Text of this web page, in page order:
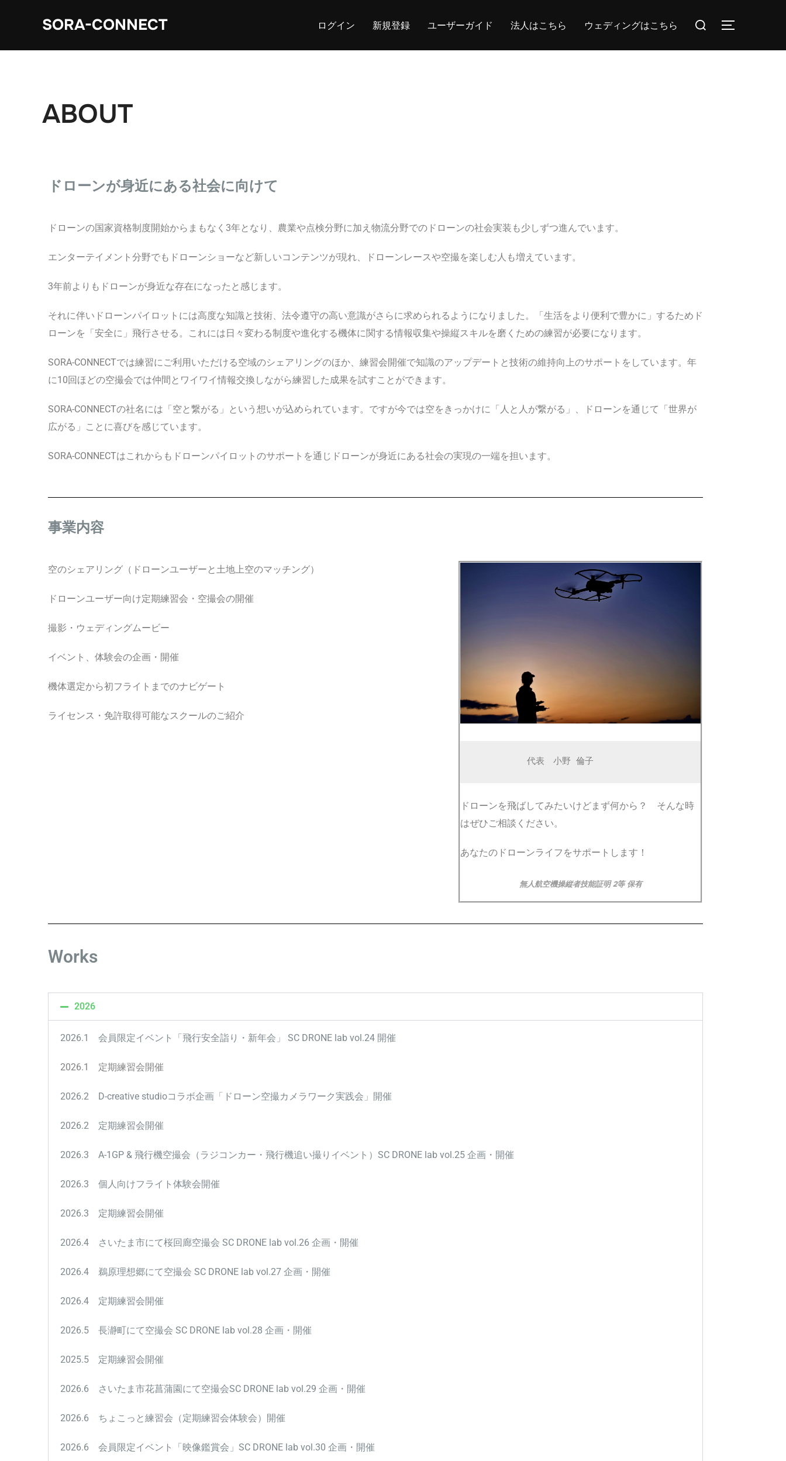
SORA-CONNECT ログイン 新規登録 ユーザーガイド 法人はこちら ウェディングはこちら
ABOUT
ドローンが身近にある社会に向けて
ドローンの国家資格制度開始からまもなく3年となり、農業や点検分野に加え物流分野でのドローンの社会実装も少しずつ進んでいます。
エンターテイメント分野でもドローンショーなど新しいコンテンツが現れ、ドローンレースや空撮を楽しむ人も増えています。
3年前よりもドローンが身近な存在になったと感じます。
それに伴いドローンパイロットには高度な知識と技術、法令遵守の高い意識がさらに求められるようになりました。「生活をより便利で豊かに」するためド
ローンを「安全に」飛行させる。これには日々変わる制度や進化する機体に関する情報収集や操縦スキルを磨くための練習が必要になります。
SORA-CONNECTでは練習にご利用いただける空域のシェアリングのほか、練習会開催で知識のアップデートと技術の維持向上のサポートをしています。年
に10回ほどの空撮会では仲間とワイワイ情報交換しながら練習した成果を試すことができます。
SORA-CONNECTの社名には「空と繋がる」という想いが込められています。ですが今では空をきっかけに「人と人が繋がる」、ドローンを通じて「世界が
広がる」ことに喜びを感じています。
SORA-CONNECTはこれからもドローンパイロットのサポートを通じドローンが身近にある社会の実現の一端を担います。
事業内容
空のシェアリング（ドローンユーザーと土地上空のマッチング）
ドローンユーザー向け定期練習会・空撮会の開催
撮影・ウェディングムービー
イベント、体験会の企画・開催
機体選定から初フライトまでのナビゲート
ライセンス・免許取得可能なスクールのご紹介
代表　小野 倫子
ドローンを飛ばしてみたいけどまず何から？ そんな時
はぜひご相談ください。
あなたのドローンライフをサポートします！
無人航空機操縦者技能証明 2等 保有
Works
2026
2026.1 会員限定イベント「飛行安全詣り・新年会」 SC DRONE lab vol.24 開催
2026.1 定期練習会開催
2026.2 D-creative studioコラボ企画「ドローン空撮カメラワーク実践会」 開催
2026.2 定期練習会開催
2026.3 A-1GP & 飛行機空撮会（ラジコンカー・飛行機追い撮りイベント）SC DRONE lab vol.25 企画・開催
2026.3 個人向けフライト体験会開催
2026.3 定期練習会開催
2026.4 さいたま市にて桜回廊空撮会 SC DRONE lab vol.26 企画・ 開催
2026.4 鵜原理想郷にて空撮会 SC DRONE lab vol.27 企画・ 開催
2026.4 定期練習会開催
2026.5 長瀞町にて空撮会 SC DRONE lab vol.28 企画・開催
2025.5 定期練習会開催
2026.6 さいたま市花菖蒲園にて空撮会SC DRONE lab vol.29 企画・開催
2026.6 ちょこっと練習会（定期練習会体験会）開催
2026.6 会員限定イベント「映像鑑賞会」SC DRONE lab vol.30 企画・開催